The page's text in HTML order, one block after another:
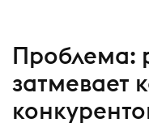
Проблема:
затмевает